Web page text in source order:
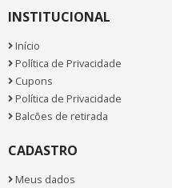
INSTITUCIONAL
Início
Política de Privacidade
Cupons
Política de Privacidade
Balcões de retirada
CADASTRO
Meus dados